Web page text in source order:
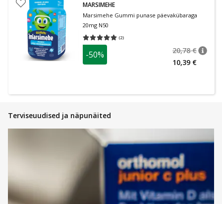
MARSIMEHE
Marsimehe Gummi punase päevakübaraga
20mg N50
(2)
Keskmine hinnang 5.00
-50% 20,78 €
10,39 €
Terviseuudised ja näpunäited